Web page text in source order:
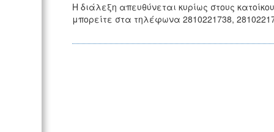
Η διάλεξη απευθύνεται κυρίως στους
μπορείτε στα τηλέφωνα 2810221738,